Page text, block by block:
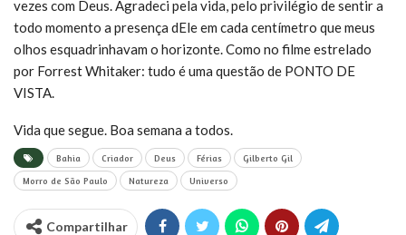
vezes com Deus. Agradeci pela vida, pelo privilégio de sentir a
todo momento a presença dEle em cada centímetro que meus
olhos esquadrinhavam o horizonte. Como no filme estrelado
por Forrest Whitaker: tudo é uma questão de PONTO DE
VISTA.
Vida que segue. Boa semana a todos.
Bahia Criador Deus Férias Gilberto Gil
Morro de São Paulo Natureza Universo
Compartilhar